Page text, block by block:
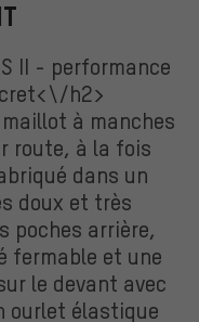
II - performance
h2>
à manches
route, à la fois
dans un
doux et très
poches arrière,
fermable et une
le devant avec
ourlet élastique